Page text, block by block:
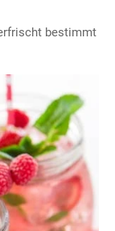
bestimmt